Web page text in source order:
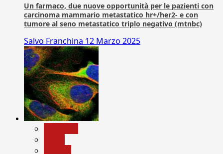
Un farmaco, due nuove opportunità per le pazienti con
carcinoma mammario metastatico hr+/her2- e con
tumore al seno metastatico triplo negativo (mtnbc)
Salvo Franchina 12 Marzo 2025